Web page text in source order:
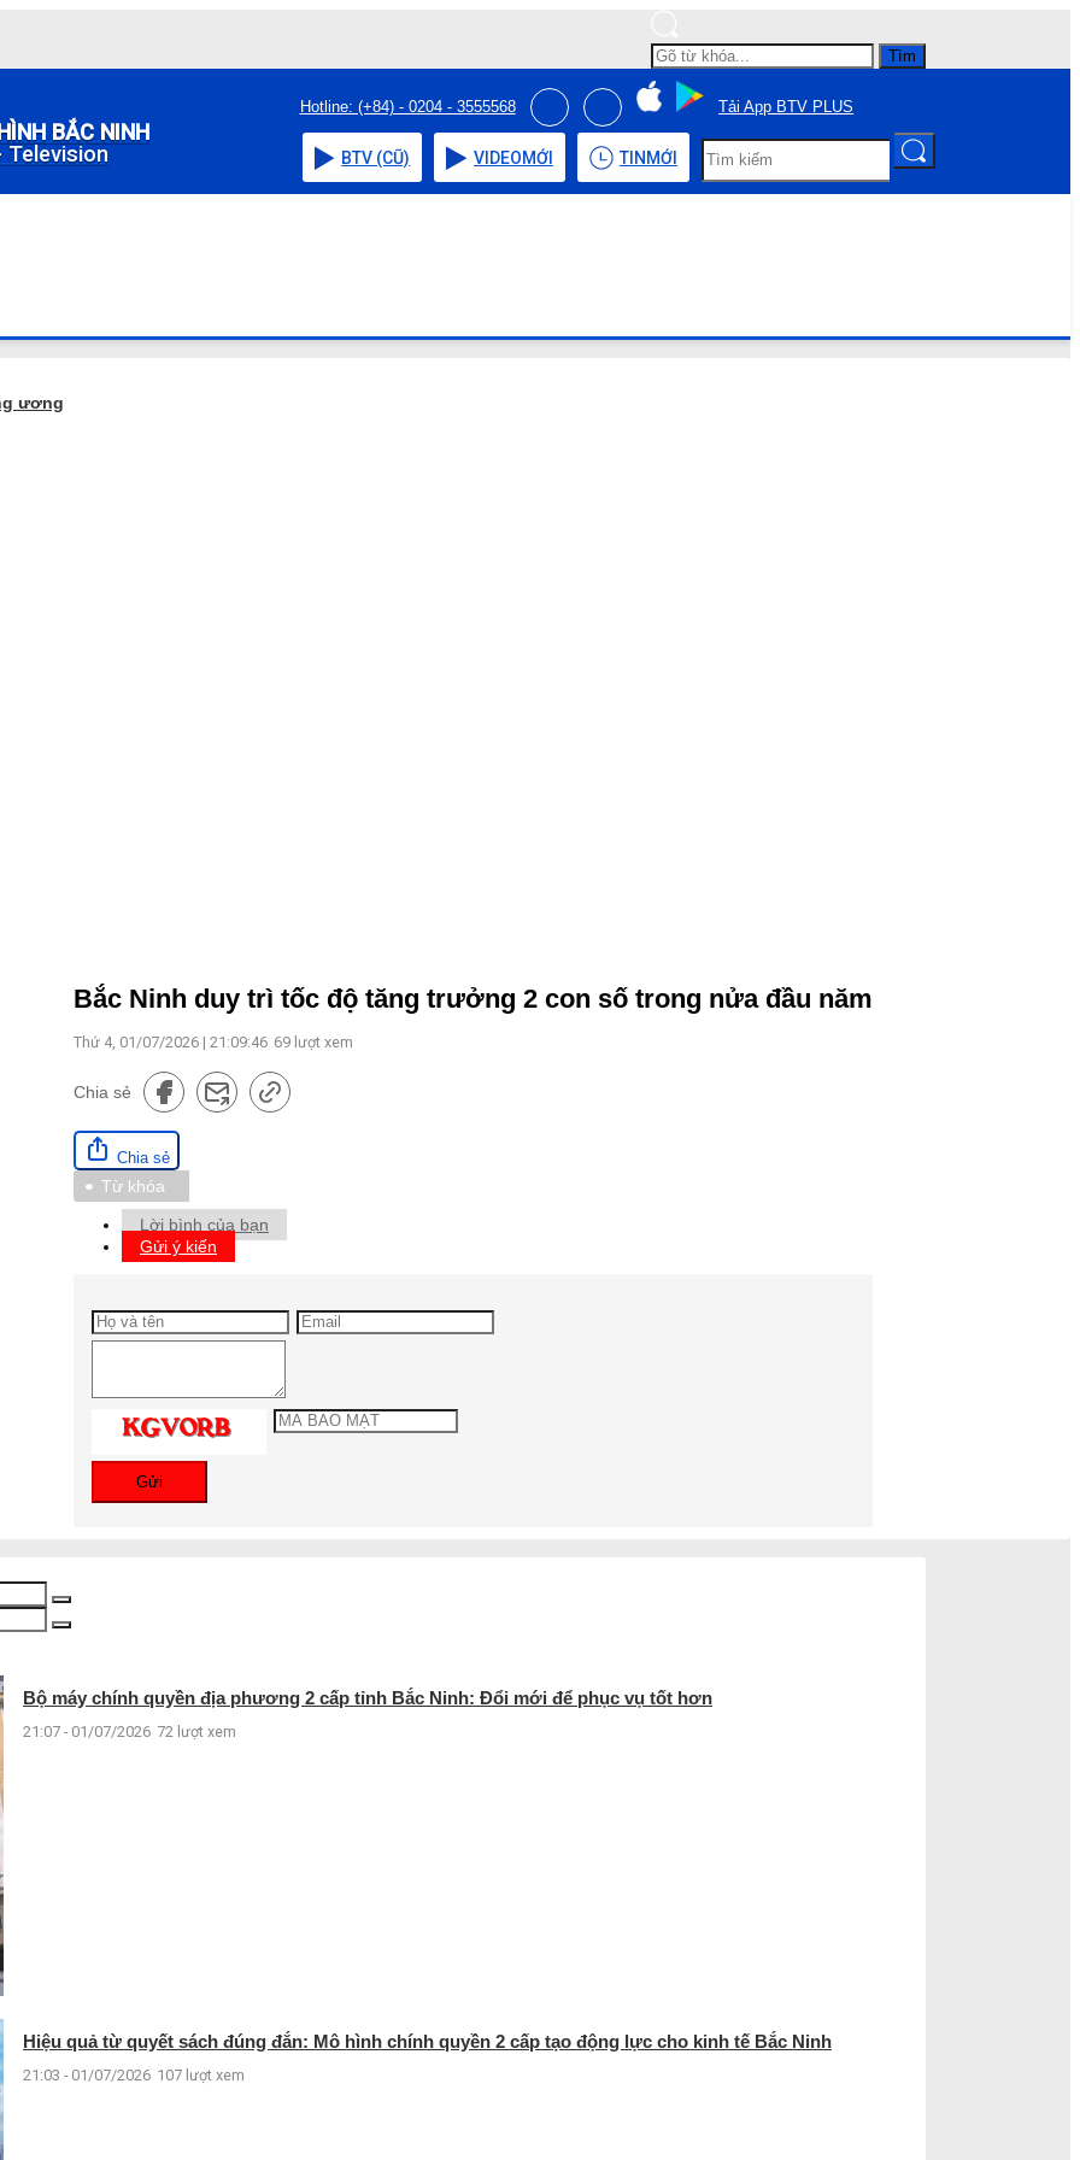
Tìm
BẮC NINH
Television
Hotline: (+84) - 0204 - 3555568 Tải App BTV PLUS
BTV (CŨ) VIDEOMỚI TIN MỚI
ương
Bắc Ninh duy trì tốc độ tăng trưởng 2 con số trong nửa đầu năm
Thứ 4, 01/07/2026 | 21:09:46 69 lượt xem
Chia sẻ
Chia sẻ
Từ khóa
Lời bình của bạn
Gửi ý kiến
Gửi
Bộ máy chính quyền địa phương 2 cấp tỉnh Bắc Ninh: Đổi mới để phục vụ tốt hơn
21:07 - 01/07/2026 72 lượt xem
Hiệu quả từ quyết sách đúng đắn: Mô hình chính quyền 2 cấp tạo động lực cho kinh tế Bắc Ninh
21:03 - 01/07/2026 107 lượt xem